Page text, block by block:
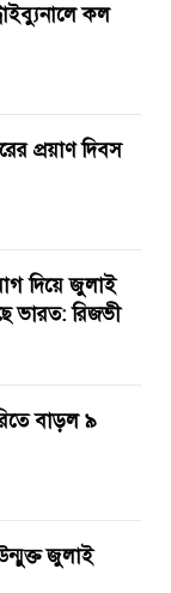
কল
প্রয়াণ দিবস
দিয়ে জুলাই
ভারত: রিজভী
বাড়ল ৯
জুলাই